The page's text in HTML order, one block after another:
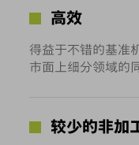
高效
得益于不错的基准
市面上细分领域的
较少的非加